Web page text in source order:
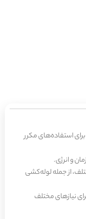
استفاده‌های مکرر
و انرژی.
از جمله لوله‌کشی
نیازهای مختلف